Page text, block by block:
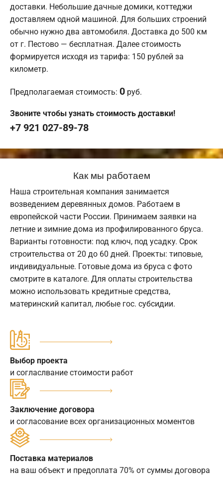
доставки. Небольшие дачные домики, коттеджи
доставляем одной машиной. Для больших строений
обычно нужно два автомобиля. Доставка до 500 км
от г. Пестово — бесплатная. Далее стоимость
формируется исходя из тарифа: 150 рублей за
километр.
Предполагаемая стоимость: 0 руб.
Звоните чтобы узнать стоимость доставки!
+7 921 027-89-78
Как мы работаем
Наша строительная компания занимается
возведением деревянных домов. Работаем в
европейской части России. Принимаем заявки на
летние и зимние дома из профилированного бруса.
Варианты готовности: под ключ, под усадку. Срок
строительства от 20 до 60 дней. Проекты: типовые,
индивидуальные. Готовые дома из бруса с фото
смотрите в каталоге. Для оплаты строительства
можно использовать кредитные средства,
материнский капитал, любые гос. субсидии.
Выбор проекта
и согласлвание стоимости работ
Заключение договора
и согласование всех организационных моментов
Поставка материалов
на ваш объект и предоплата 70% от суммы договора